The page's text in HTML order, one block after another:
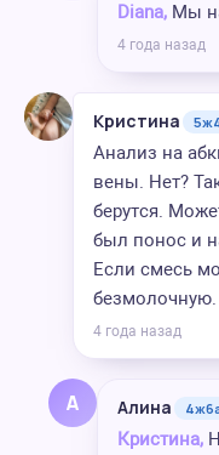
Diana, Мы
4 года назад
Кристина
Анализ на
вены. Нет?
берутся.
был понос и
Если смесь
безмолочную.
4 года назад
А Алина
Кристина,